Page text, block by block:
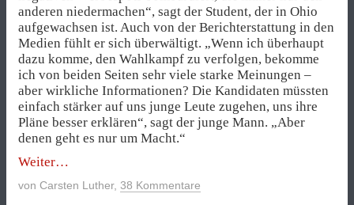
anderen niedermachen“, sagt der Student, der in Ohio
aufgewachsen ist. Auch von der Berichterstattung in den
Medien fühlt er sich überwältigt. „Wenn ich überhaupt
dazu komme, den Wahlkampf zu verfolgen, bekomme
ich von beiden Seiten sehr viele starke Meinungen –
aber wirkliche Informationen? Die Kandidaten müssten
einfach stärker auf uns junge Leute zugehen, uns ihre
Pläne besser erklären“, sagt der junge Mann. „Aber
denen geht es nur um Macht.“
Weiter„„Du
niemals
von Carsten Luther, 38 Kommentare